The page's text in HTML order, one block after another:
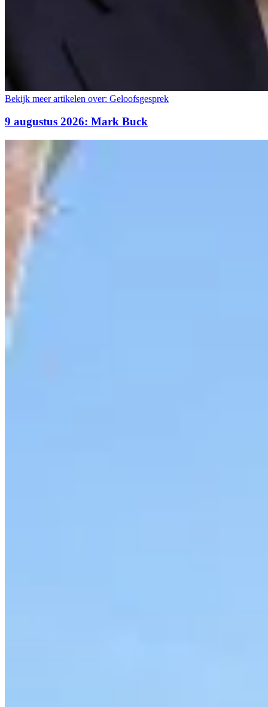
Bekijk meer artikelen over: Geloofsgesprek
9 augustus 2026: Mark Buck